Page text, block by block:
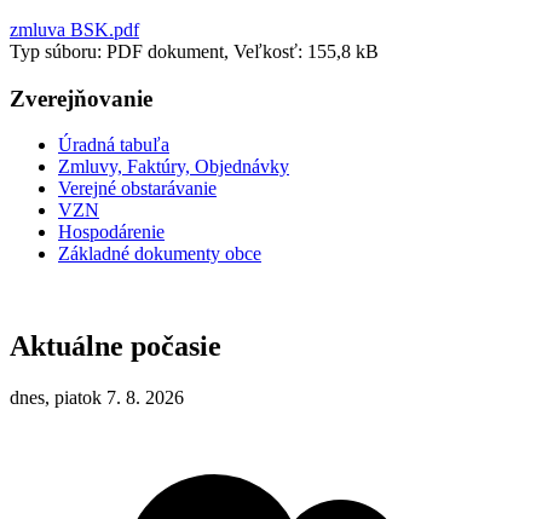
zmluva BSK.pdf
Typ súboru: PDF dokument, Veľkosť: 155,8 kB
Zverejňovanie
Úradná tabuľa
Zmluvy, Faktúry, Objednávky
Verejné obstarávanie
VZN
Hospodárenie
Základné dokumenty obce
Aktuálne počasie
dnes, piatok 7. 8. 2026